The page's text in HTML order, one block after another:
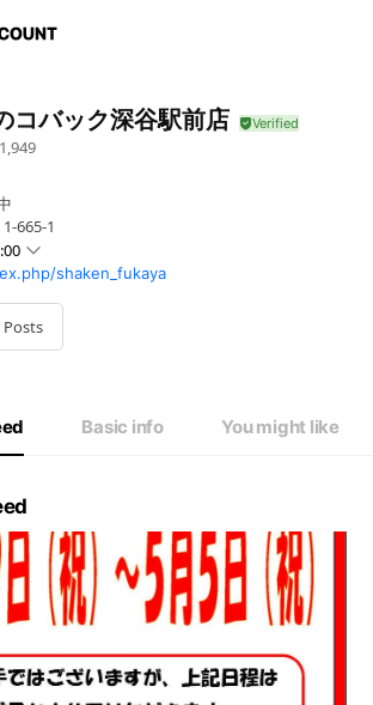
コバック深谷駅前店
1,949
665-1
shaken_fukaya
Posts
Basic info You might like